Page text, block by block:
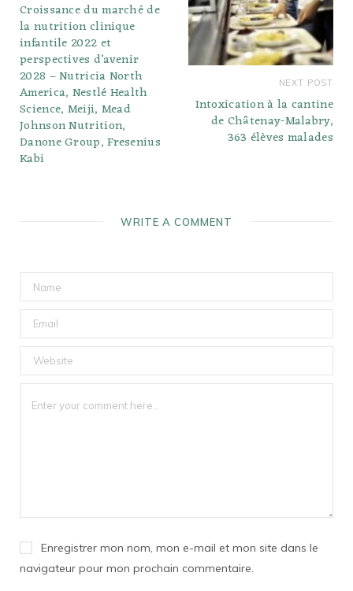
Croissance du marché de
la nutrition clinique
infantile 2022 et
perspectives d’avenir
2028 – Nutricia North
America, Nestlé Health
Science, Meiji, Mead
Johnson Nutrition,
Danone Group, Fresenius
Kabi
NEXT POST
Intoxication à la cantine
de Châtenay-Malabry,
363 élèves malades
WRITE A COMMENT
Enregistrer mon nom, mon e-mail et mon site dans le
navigateur pour mon prochain commentaire.